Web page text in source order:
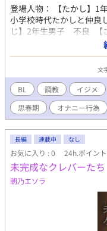
登場人物： 【たかし】
小学校時代たかしと仲
じ】2年生男子 不良 【
かしの後輩（２つ下）
す。 時代は昭和、不良
文
BL 調教 イジメ
思春期
オナニー行為
長編 連載中 なし
お気に入り : 0 24h.ポイン
未完成なクレバーたち
朝乃エソラ